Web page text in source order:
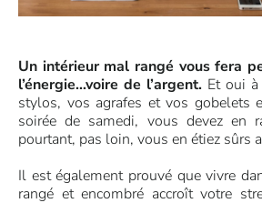
Un intérieur mal rangé vous fera
l’énergie…voire de l’argent. Et oui
stylos, vos agrafes et vos gobelets
soirée de samedi, vous devez en
pourtant, pas loin, vous en étiez sûrs
Il est également prouvé que vivre
rangé et encombré accroît votre